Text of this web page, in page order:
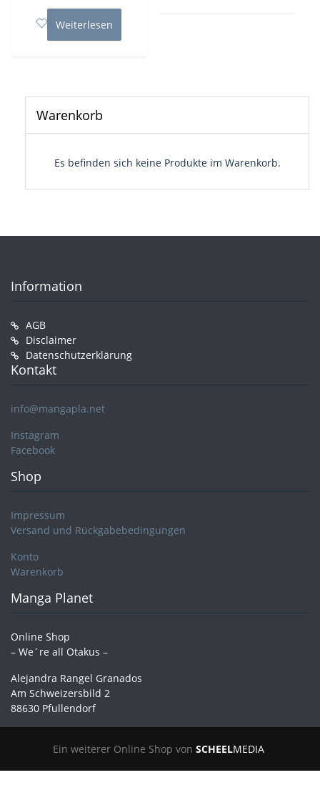
5
Weiterlesen
Warenkorb
Es befinden sich keine Produkte im Warenkorb.
Information
AGB
Disclaimer
Datenschutzerklärung
Kontakt
info@mangapla.net
Instagram
Facebook
Shop
Impressum
Versand und Rückgabebedingungen
Konto
Warenkorb
Manga Planet
Online Shop
– We´re all Otakus –
Alejandra Rangel Granados
Am Schweizersbild 2
88630 Pfullendorf
Ein weiterer Online Shop von SCHEELMEDIA